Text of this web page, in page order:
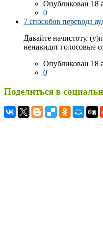
Опубликован 18
0
7 способов перевода
Давайте начистоту.
ненавидят голосовые
Опубликован 18
0
Поделиться в